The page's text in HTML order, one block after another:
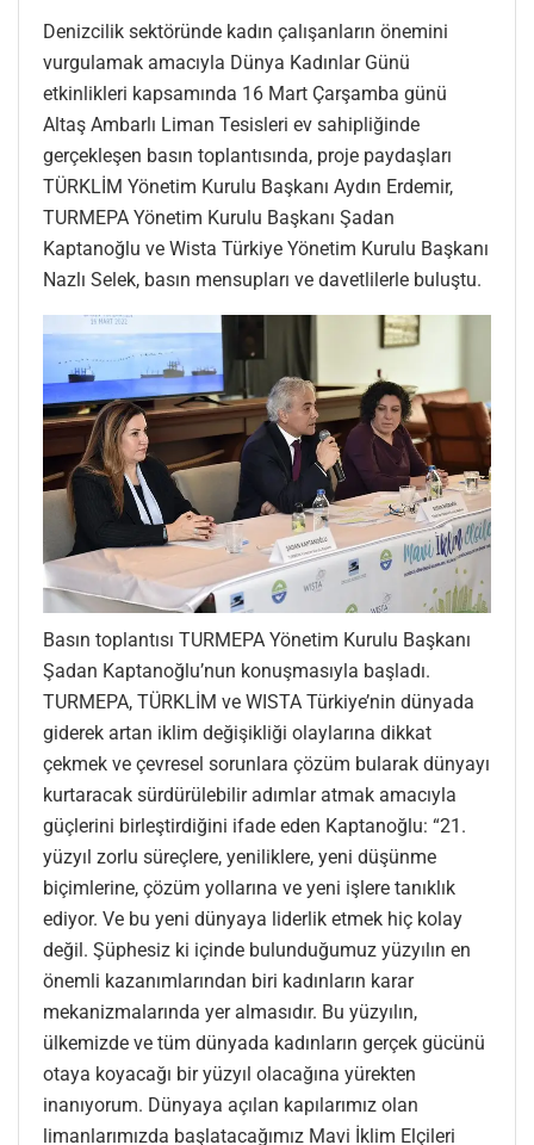
Denizcilik sektöründe kadın çalışanların önemini
vurgulamak amacıyla Dünya Kadınlar Günü
etkinlikleri kapsamında 16 Mart Çarşamba günü
Altaş Ambarlı Liman Tesisleri ev sahipliğinde
gerçekleşen basın toplantısında, proje paydaşları
TÜRKLİM Yönetim Kurulu Başkanı Aydın Erdemir,
TURMEPA Yönetim Kurulu Başkanı Şadan
Kaptanoğlu ve Wista Türkiye Yönetim Kurulu Başkanı
Nazlı Selek, basın mensupları ve davetlilerle buluştu.
Basın toplantısı TURMEPA Yönetim Kurulu Başkanı
Şadan Kaptanoğlu’nun konuşmasıyla başladı.
TURMEPA, TÜRKLİM ve WISTA Türkiye’nin dünyada
giderek artan iklim değişikliği olaylarına dikkat
çekmek ve çevresel sorunlara çözüm bularak dünyayı
kurtaracak sürdürülebilir adımlar atmak amacıyla
güçlerini birleştirdiğini ifade eden Kaptanoğlu: “21.
yüzyıl zorlu süreçlere, yeniliklere, yeni düşünme
biçimlerine, çözüm yollarına ve yeni işlere tanıklık
ediyor. Ve bu yeni dünyaya liderlik etmek hiç kolay
değil. Şüphesiz ki içinde bulunduğumuz yüzyılın en
önemli kazanımlarından biri kadınların karar
mekanizmalarında yer almasıdır. Bu yüzyılın,
ülkemizde ve tüm dünyada kadınların gerçek gücünü
otaya koyacağı bir yüzyıl olacağına yürekten
inanıyorum. Dünyaya açılan kapılarımız olan
limanlarımızda başlatacağımız Mavi İklim Elçileri